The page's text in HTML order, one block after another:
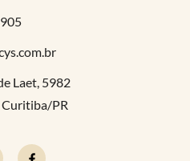
Laet, 5982
PR